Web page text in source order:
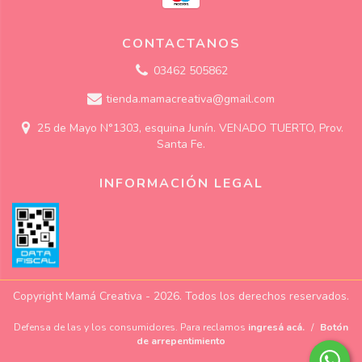
CONTACTANOS
03462 505862
tienda.mamacreativa@gmail.com
25 de Mayo N°1303, esquina Junín. VENADO TUERTO, Prov.
Santa Fe.
INFORMACIÓN LEGAL
Copyright Mamá Creativa - 2026. Todos los derechos reservados.
Defensa de las y los consumidores. Para reclamos ingresá acá. / Botón
de arrepentimiento